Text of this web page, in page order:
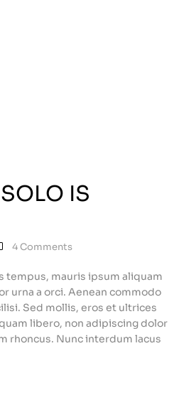
IS
4Comments
tempus, mauris ipsum aliquam
urna a orci. Aenean commodo
Sed mollis, eros et ultrices
libero, non adipiscing dolor
rhoncus. Nunc interdum lacus